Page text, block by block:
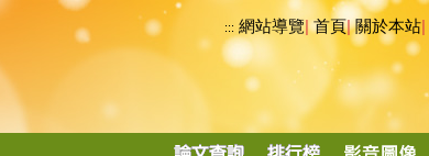
::: 網站導覽|首頁|關於本站